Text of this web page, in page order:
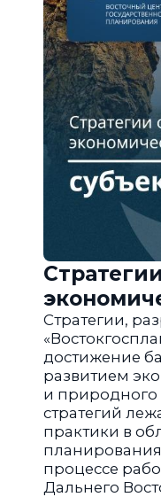
Стратегии,
достижение
развитием
и природного
стратегий
практики в
процессе
Дальнего